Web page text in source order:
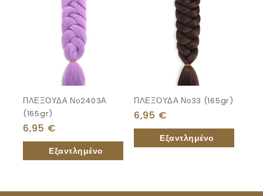
ΠΛΕΞΟΥΔΑ Νο2403Α
(165gr)
6,95 €
ΠΛΕΞΟΥΔΑ Νο33 (165gr)
6,95 €